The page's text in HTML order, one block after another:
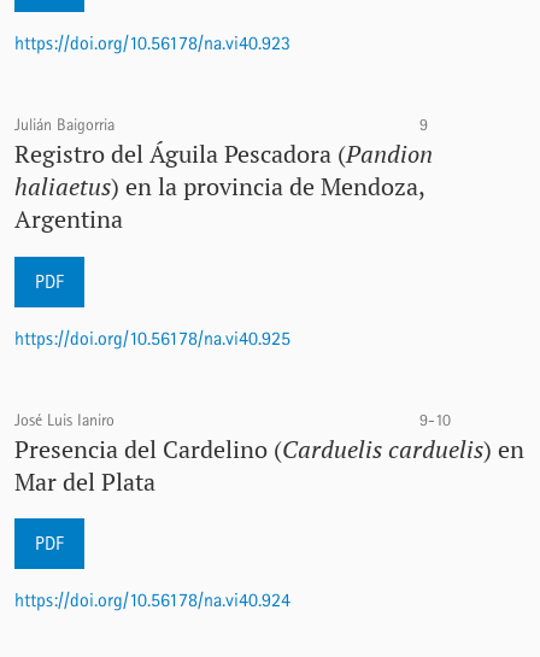
https://doi.org/10.56178/na.vi40.923
Julián Baigorria 9
Registro del Águila Pescadora (Pandion
haliaetus) en la provincia de Mendoza,
Argentina
PDF
https://doi.org/10.56178/na.vi40.925
José Luis Ianiro 9-10
Presencia del Cardelino (Carduelis carduelis) en
Mar del Plata
PDF
https://doi.org/10.56178/na.vi40.924